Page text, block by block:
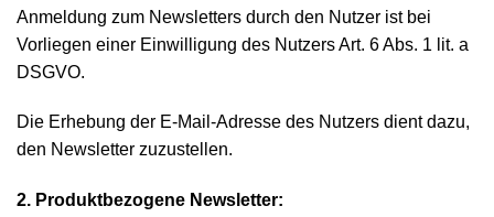
Anmeldung zum Newsletters durch den Nutzer ist bei
Vorliegen einer Einwilligung des Nutzers Art. 6 Abs. 1 lit. a
DSGVO.
Die Erhebung der E-Mail-Adresse des Nutzers dient dazu,
den Newsletter zuzustellen.
2. Produktbezogene Newsletter: